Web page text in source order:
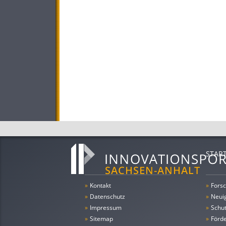
» Kontakt
» Datenschutz
» Impressum
» Sitemap
»
»
»
»